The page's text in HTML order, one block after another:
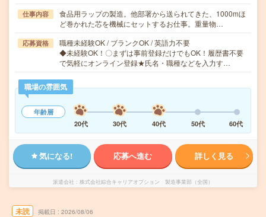
仕事内容
食品用ラップの製造。他部署から送られてきた、1000mほ
ど巻かれた芯を機械にセットするお仕事。重量物…
応募資格
職種未経験OK / ブランクOK / 英語力不要
◆未経験OK！〇まずは事前登録だけでもOK！履歴書不要
で気軽にオンライン登録★氏名・職種などを入力す…
職場の雰囲気
年齢層
20代
30代 40代 50代 60代
気になる! 応募へ進む 詳しく見る
派遣会社 株式会社綜合キャリアオプション 製造事業部（全国）
未読 掲載日 2026/08/06